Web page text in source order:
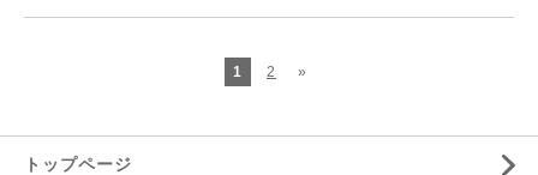
1 2 »
トップページ